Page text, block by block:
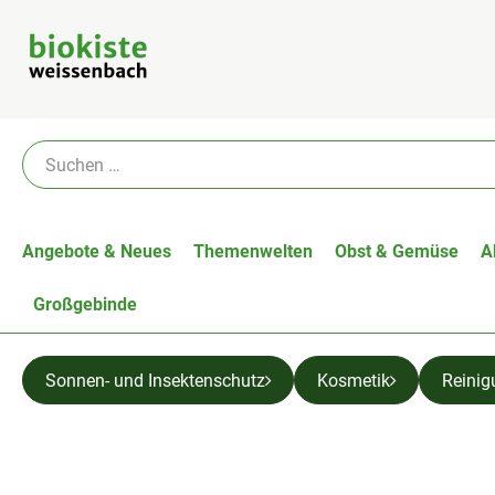
Angebote & Neues Themenwelten Obst & Gemüse
Großgebinde
Sonnen- und Insektenschutz Kosmetik